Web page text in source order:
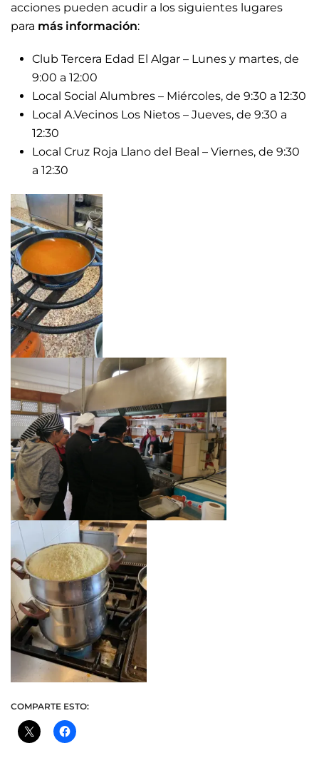
acciones pueden acudir a los siguientes lugares
para más información:
Club Tercera Edad El Algar – Lunes y martes, de
9:00 a 12:00
Local Social Alumbres – Miércoles, de 9:30 a 12:30
Local A.Vecinos Los Nietos – Jueves, de 9:30 a
12:30
Local Cruz Roja Llano del Beal – Viernes, de 9:30
a 12:30
COMPARTE ESTO: